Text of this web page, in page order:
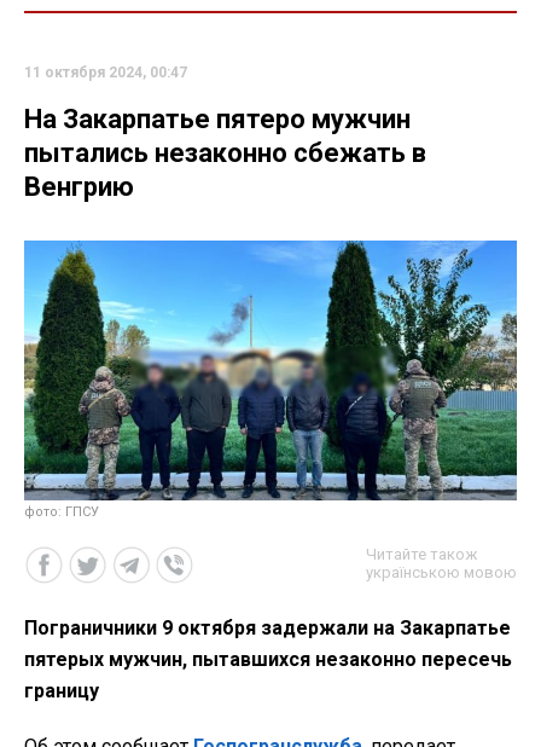
11 октября 2024, 00:47
На Закарпатье пятеро мужчин
пытались незаконно сбежать в
Венгрию
фото: ГПСУ
Читайте також
українською мовою
Пограничники 9 октября задержали на Закарпатье
пятерых мужчин, пытавшихся незаконно пересечь
границу